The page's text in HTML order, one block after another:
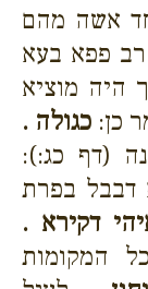
אשה מהם
רב פפא בעא
היה מוציא
כן: כגולה .
(דף כג:):
דבבל בפרת
דקירא .
המקומות